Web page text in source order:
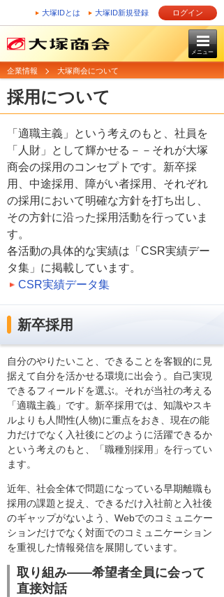
大塚IDとは 大塚ID新規登録 ログイン
メニュー
企業情報 大塚商会について
採用について
「適職主義」という考えのもと、社員を
「人財」として輝かせる－－それが大塚
商会の採用のコンセプトです。新卒採
用、中途採用、障がい者採用、それぞれ
の採用において明確な方針を打ち出し、
その方針に沿った採用活動を行っていま
す。
各活動の具体的な実績は「CSR実績デー
タ集」に掲載しています。
CSR実績データ集
新卒採用
自分のやりたいこと、できることを客観的に見
据えて自分を活かせる環境に出会う。自己実現
できるフィールドを選ぶ。それが当社の考える
「適職主義」です。新卒採用では、知識やスキ
ルよりも人間性(人物)に重点をおき、現在の能
力だけでなく入社後にどのように活躍できるか
という考えのもと、「職種別採用」を行ってい
ます。
近年、社会全体で問題になっている早期離職も
採用の課題と捉え、できるだけ入社前と入社後
のギャップがないよう、Webでのコミュニケー
ションだけでなく対面でのコミュニケーション
を重視した情報発信を展開しています。
取り組み――希望者全員に会って
直接対話